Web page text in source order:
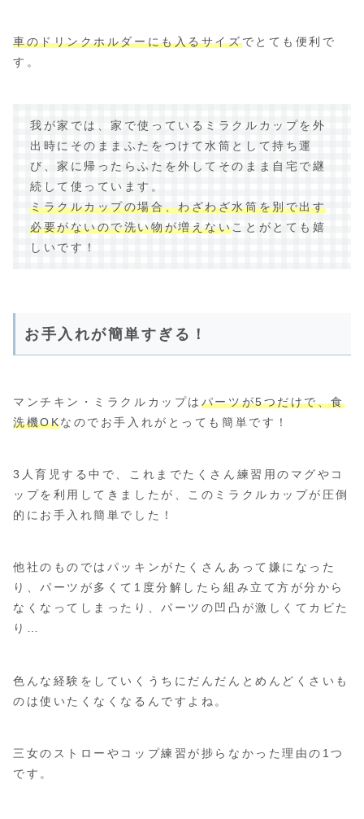
車のドリンクホルダーにも入るサイズでとても便利で
す。
我が家では、家で使っているミラクルカップを外
出時にそのままふたをつけて水筒として持ち運
び、家に帰ったらふたを外してそのまま自宅で継
続して使っています。
ミラクルカップの場合、わざわざ水筒を別で出す
必要がないので洗い物が増えないことがとても嬉
しいです！
お手入れが簡単すぎる！
マンチキン・ミラクルカップは パーツが5つだけで、食
洗機OKなのでお手入れがとっても簡単です！
3人育児する中で、これまでたくさん練習用のマグやコ
ップを利用してきましたが、このミラクルカップが圧倒
的にお手入れ簡単でした！
他社のものではパッキンがたくさんあって嫌になった
り、パーツが多くて1度分解したら組み立て方が分から
なくなってしまったり、パーツの凹凸が激しくてカビた
り…
色んな経験をしていくうちにだんだんとめんどくさいも
のは使いたくなくなるんですよね。
三女のストローやコップ練習が捗らなかった理由の1つ
です。